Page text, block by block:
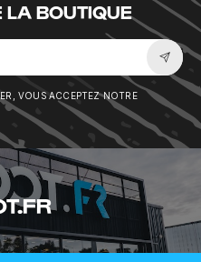
LA BOUTIQUE
VOUS ACCEPTEZ NOTRE